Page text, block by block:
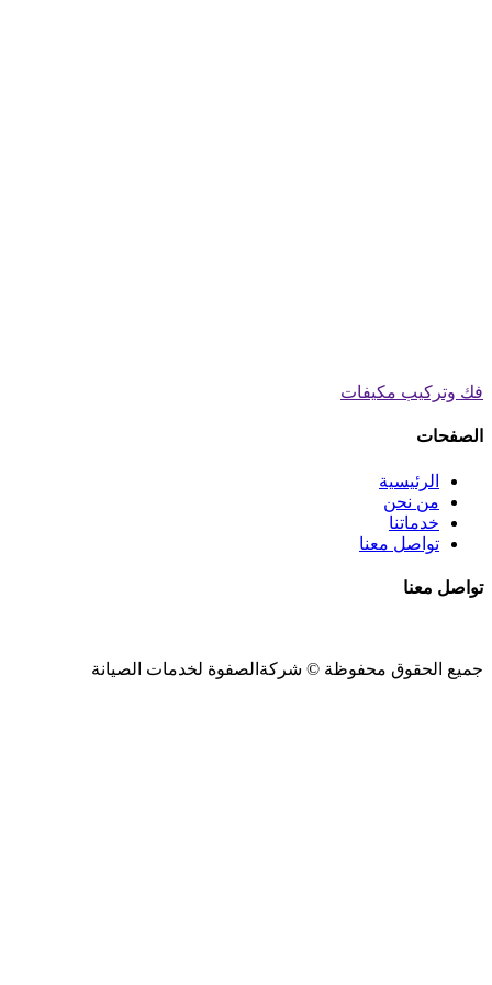
فك وتركيب مكيفات
الصفحات
الرئيسية
من نحن
خدماتنا
تواصل معنا
تواصل معنا
جميع الحقوق محفوظة © شركةالصفوة لخدمات الصيانة